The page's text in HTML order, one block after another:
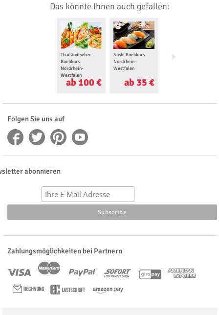
Das könnte Ihnen auch gefallen:
Thailändischer
Kochkurs
Nordrhein-
Westfalen
ab 100 €
Sushi Kochkurs
Nordrhein-
Westfalen
ab 35 €
Mediterraner
Folgen Sie uns auf
abonnieren
Zahlungsmöglichkeiten bei Partnern